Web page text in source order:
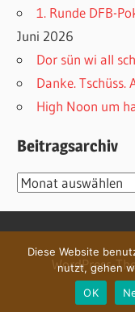
1. Runde DFB-
Juni 2026
Dor sün wi all
Danke. Tschüss.
High Noon um
Beitragsarchiv
Beitragsarchiv
WordPress-
Diese Website
nutzt, gehen
OK